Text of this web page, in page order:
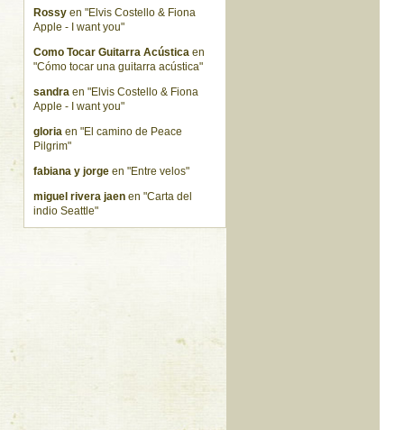
Rossy en "Elvis Costello & Fiona
Apple - I want you"
Como Tocar Guitarra Acústica en
"Cómo tocar una guitarra acústica"
sandra en "Elvis Costello & Fiona
Apple - I want you"
gloria en "El camino de Peace
Pilgrim"
fabiana y jorge en "Entre velos"
miguel rivera jaen en "Carta del
indio Seattle"